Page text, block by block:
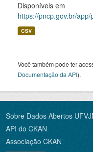
Disponíveis em
https://pncp.gov.br/
CSV
Você também pode ter
Documentação da API).
Sobre Dados Abertos
API do CKAN
Associação CKAN